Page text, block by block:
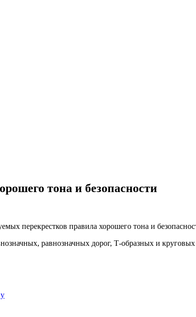
тона и безопасности
равнозначных дорог, Т-образных и